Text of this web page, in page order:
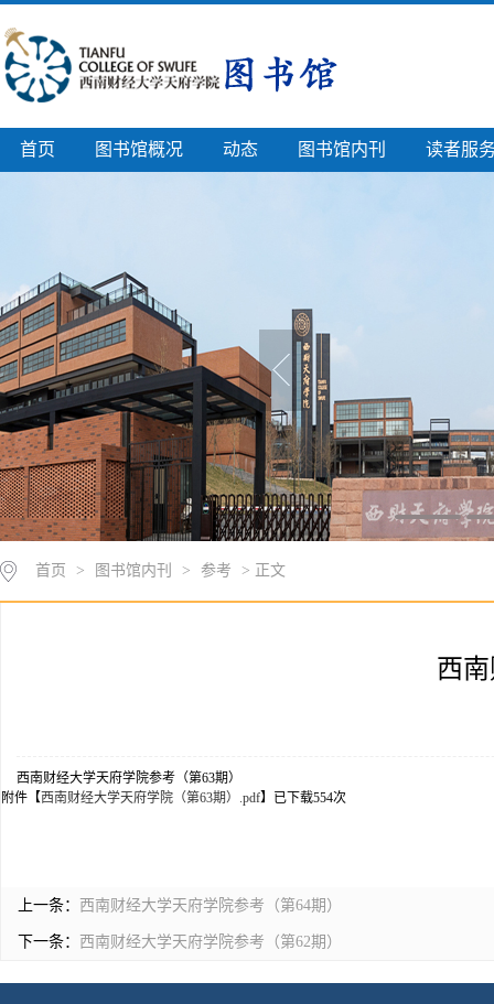
首页 图书馆概况 动态 图书馆内刊 读者服
首页 > 图书馆内刊 > 参考 > 正文
西
西南财经大学天府学院参考（第63期）
附件【西南财经大学天府学院（第63期）.pdf】已下载554次
上一条： 西南财经大学天府学院参考（第64期）
下一条： 西南财经大学天府学院参考（第62期）